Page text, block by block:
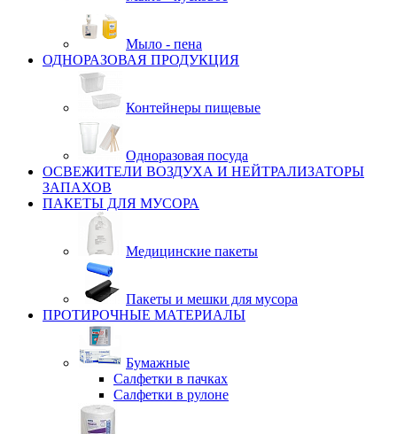
Мыло - пена
ОДНОРАЗОВАЯ ПРОДУКЦИЯ
Контейнеры пищевые
Одноразовая посуда
ОСВЕЖИТЕЛИ ВОЗДУХА И НЕЙТРАЛИЗАТОРЫ
ЗАПАХОВ
ПАКЕТЫ ДЛЯ МУСОРА
Медицинские пакеты
Пакеты и мешки для мусора
ПРОТИРОЧНЫЕ МАТЕРИАЛЫ
Бумажные
Салфетки в пачках
Салфетки в рулоне